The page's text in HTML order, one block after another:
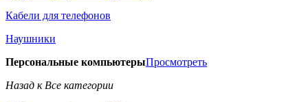
Кабели для телефонов
Наушники
Персональные компьютерыПросмотреть
Назад к Все категории